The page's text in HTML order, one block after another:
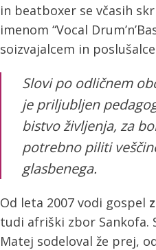
in beatboxer se včasih
imenom “Vocal
soizvajalcem in
Slovi po odličnem
je priljubljen
bistvo življenja, za
potrebno piliti
glasbenega.
Od leta 2007 vodi gospel
tudi afriški zbor Sankofa.
Matej sodeloval že prej,